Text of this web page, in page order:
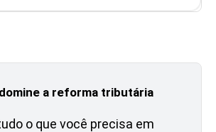
a reforma tributária
o que você precisa em